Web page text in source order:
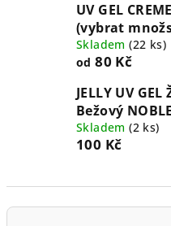
UV GEL
(vybrat
Skladem(22 ks)
od 80 Kč
JELLY UV
Bežový
Skladem(2 ks)
100 Kč